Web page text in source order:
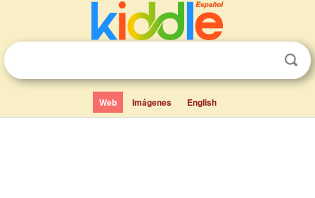
Web Imágenes English